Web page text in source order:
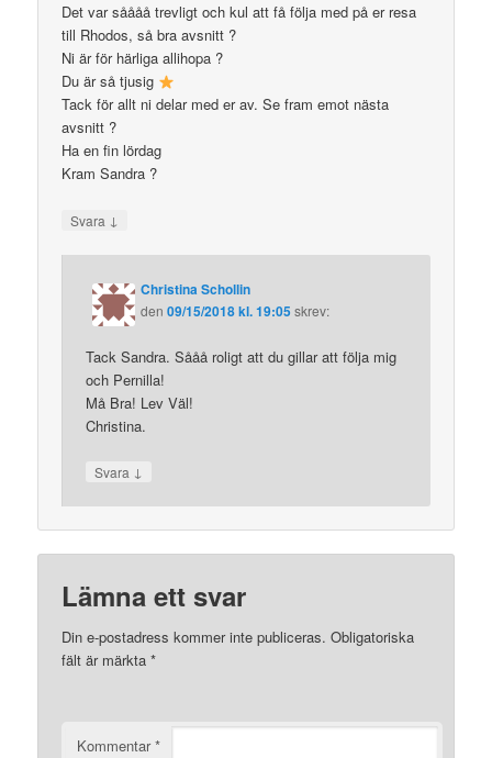
Det var såååå trevligt och kul att få följa med på er resa
till Rhodos, så bra avsnitt ?
Ni är för härliga allihopa ?
Du är så tjusig
Tack för allt ni delar med er av. Se fram emot nästa
avsnitt ?
Ha en fin lördag
Kram Sandra ?
Svara ↓
Christina Schollin
den09/15/2018 kl. 19:05skrev:
Tack Sandra. Sååå roligt att du gillar att följa mig
och Pernilla!
Må Bra! Lev Väl!
Christina.
Svara ↓
Lämna ett svar
Din e-postadress kommer inte publiceras. Obligatoriska
fält är märkta*
Kommentar*